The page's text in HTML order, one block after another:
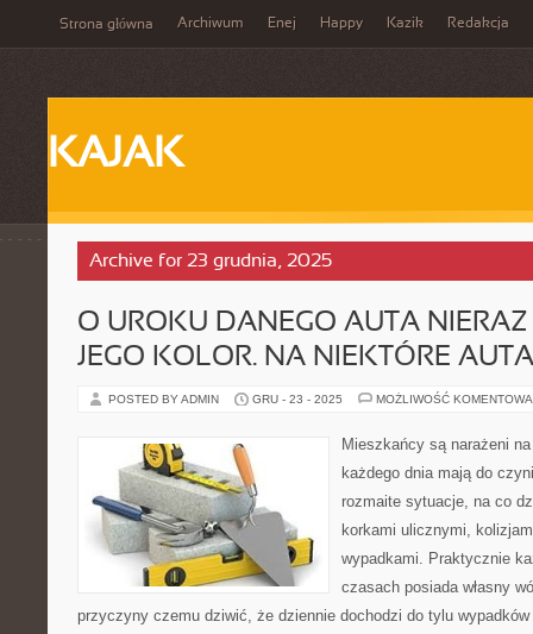
Strona główna Archiwum Enej Happy Kazik Redakcja
KAJAK
Archive for 23 grudnia, 2025
O UROKU DANEGO AUTA
JEGO KOLOR. NA NIEKTÓRE AUTA
POSTED BY ADMIN GRU - 23 - 2025 MOŻLIWOŚĆ
Mieszkańcy są narażeni
każdego dnia mają do
rozmaite sytuacje, na co
korkami ulicznymi,
wypadkami. Praktycznie
czasach posiada własny
przyczyny czemu dziwić, że dziennie dochodzi do tylu